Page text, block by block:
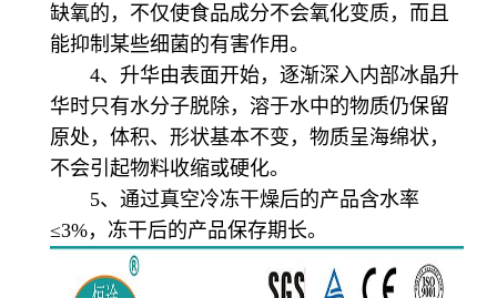
缺氧的，不仅使食品成分不会氧化变质，而且
能抑制某些细菌的有害作用。
4、升华由表面开始，逐渐深入内部冰晶升
华时只有水分子脱除，溶于水中的物质仍保留
原处，体积、形状基本不变，物质呈海绵状，
不会引起物料收缩或硬化。
5、通过真空冷冻干燥后的产品含水率
≤3%，冻干后的产品保存期长。